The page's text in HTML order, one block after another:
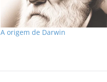
A origem de Darwin